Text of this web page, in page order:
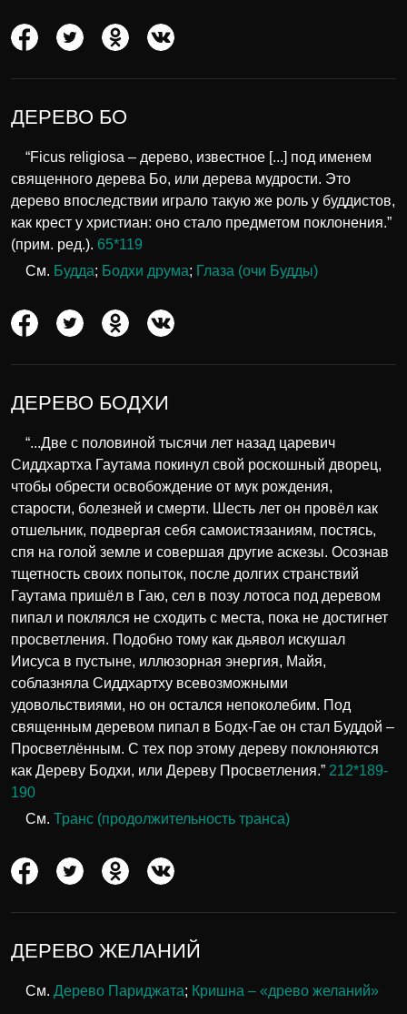
ДЕРЕВО БО
“Ficus religiosa – дерево, известное [...] под именем
священного дерева Бо, или дерева мудрости. Это
дерево впоследствии играло такую же роль у буддистов,
как крест у христиан: оно стало предметом поклонения.”
(прим. ред.). 65*119
См. Будда; Бодхи друма; Глаза (очи Будды)
ДЕРЕВО БОДХИ
“...Две с половиной тысячи лет назад царевич
Сиддхартха Гаутама покинул свой роскошный дворец,
чтобы обрести освобождение от мук рождения,
старости, болезней и смерти. Шесть лет он провёл как
отшельник, подвергая себя самоистязаниям, постясь,
спя на голой земле и совершая другие аскезы. Осознав
тщетность своих попыток, после долгих странствий
Гаутама пришёл в Гаю, сел в позу лотоса под деревом
пипал и поклялся не сходить с места, пока не достигнет
просветления. Подобно тому как дьявол искушал
Иисуса в пустыне, иллюзорная энергия, Майя,
соблазняла Сиддхартху всевозможными
удовольствиями, но он остался непоколебим. Под
священным деревом пипал в Бодх-Гае он стал Буддой –
Просветлённым. С тех пор этому дереву поклоняются
как Дереву Бодхи, или Дереву Просветления.” 212*189-
190
См. Транс (продолжительность транса)
ДЕРЕВО ЖЕЛАНИЙ
См. Дерево Париджата; Кришна – «древо желаний»